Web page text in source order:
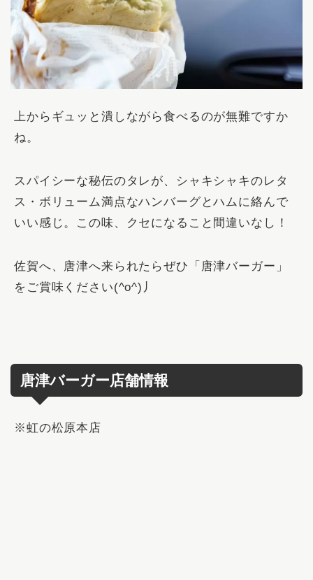
上からギュッと潰しながら食べるのが無難ですか
ね。
スパイシーな秘伝のタレが、シャキシャキのレタ
ス・ボリューム満点なハンバーグとハムに絡んで
いい感じ。この味、クセになること間違いなし！
佐賀へ、唐津へ来られたらぜひ「唐津バーガー」
をご賞味ください(^o^)丿
唐津バーガー店舗情報
※虹の松原本店